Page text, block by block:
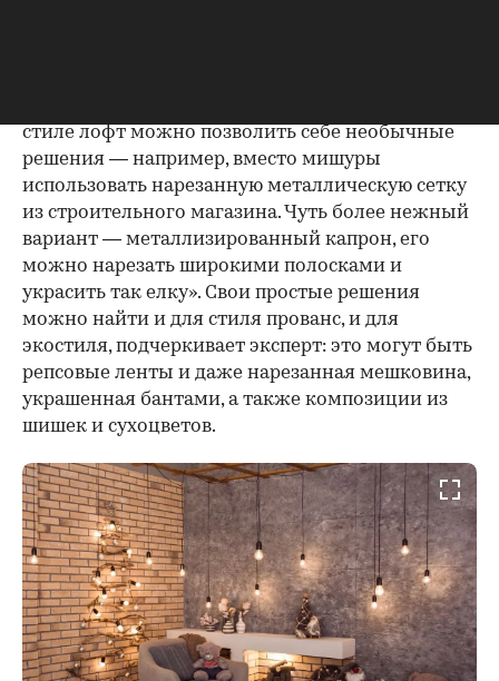
стиле лофт можно позволить себе необычные
решения — например, вместо мишуры
использовать нарезанную металлическую сетку
из строительного магазина. Чуть более нежный
вариант — металлизированный капрон, его
можно нарезать широкими полосками и
украсить так елку». Свои простые решения
можно найти и для стиля прованс, и для
экостиля, подчеркивает эксперт: это могут быть
репсовые ленты и даже нарезанная мешковина,
украшенная бантами, а также композиции из
шишек и сухоцветов.